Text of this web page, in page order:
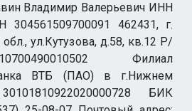
Владимир Валерьевич ИНН
304561509700091 462431, г.
ул.Кутузова, д.58, кв.12 Р/
Филиал
ВТБ (ПАО) в г.Нижнем
БИК